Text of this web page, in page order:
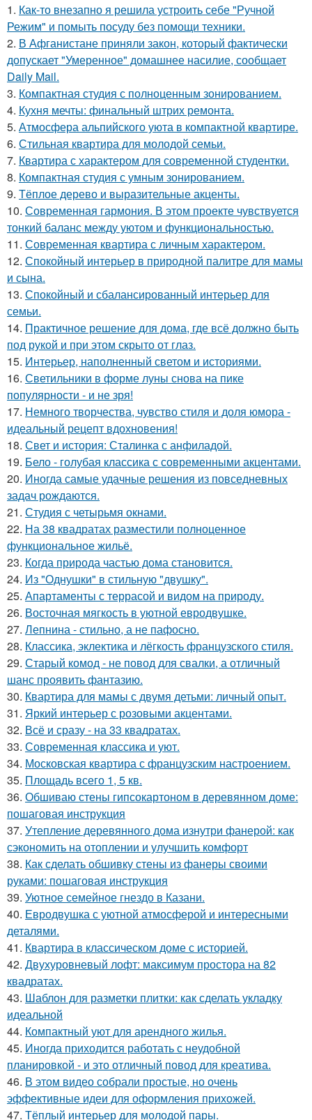
1. Как-то внезапно я решила устроить себе "Ручной
Режим" и помыть посуду без помощи техники.
2. В Афганистане приняли закон, который фактически
допускает "Умеренное" домашнее насилие, сообщает
Daily Mail.
3. Компактная студия с полноценным зонированием.
4. Кухня мечты: финальный штрих ремонта.
5. Атмосфера альпийского уюта в компактной квартире.
6. Стильная квартира для молодой семьи.
7. Квартира с характером для современной студентки.
8. Компактная студия с умным зонированием.
9. Тёплое дерево и выразительные акценты.
10. Современная гармония. В этом проекте чувствуется
тонкий баланс между уютом и функциональностью.
11. Современная квартира с личным характером.
12. Спокойный интерьер в природной палитре для мамы
и сына.
13. Спокойный и сбалансированный интерьер для
семьи.
14. Практичное решение для дома, где всё должно быть
под рукой и при этом скрыто от глаз.
15. Интерьер, наполненный светом и историями.
16. Светильники в форме луны снова на пике
популярности - и не зря!
17. Немного творчества, чувство стиля и доля юмора -
идеальный рецепт вдохновения!
18. Свет и история: Сталинка с анфиладой.
19. Бело - голубая классика с современными акцентами.
20. Иногда самые удачные решения из повседневных
задач рождаются.
21. Студия с четырьмя окнами.
22. На 38 квадратах разместили полноценное
функциональное жильё.
23. Когда природа частью дома становится.
24. Из "Однушки" в стильную "двушку".
25. Апартаменты с террасой и видом на природу.
26. Восточная мягкость в уютной евродвушке.
27. Лепнина - стильно, а не пафосно.
28. Классика, эклектика и лёгкость французского стиля.
29. Старый комод - не повод для свалки, а отличный
шанс проявить фантазию.
30. Квартира для мамы с двумя детьми: личный опыт.
31. Яркий интерьер с розовыми акцентами.
32. Всё и сразу - на 33 квадратах.
33. Современная классика и уют.
34. Московская квартира с французским настроением.
35. Площадь всего 1, 5 кв.
36. Обшиваю стены гипсокартоном в деревянном доме:
пошаговая инструкция
37. Утепление деревянного дома изнутри фанерой: как
сэкономить на отоплении и улучшить комфорт
38. Как сделать обшивку стены из фанеры своими
руками: пошаговая инструкция
39. Уютное семейное гнездо в Казани.
40. Евродвушка с уютной атмосферой и интересными
деталями.
41. Квартира в классическом доме с историей.
42. Двухуровневый лофт: максимум простора на 82
квадратах.
43. Шаблон для разметки плитки: как сделать укладку
идеальной
44. Компактный уют для арендного жилья.
45. Иногда приходится работать с неудобной
планировкой - и это отличный повод для креатива.
46. В этом видео собрали простые, но очень
эффективные идеи для оформления прихожей.
47. Тёплый интерьер для молодой пары.